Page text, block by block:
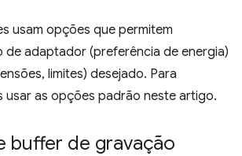
usam opções que permitem
de adaptador (preferência de energia)
limites) desejado. Para
usar as opções padrão neste artigo.
buffer de gravação